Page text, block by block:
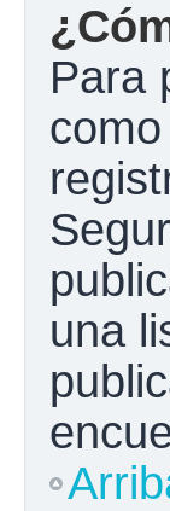
Para
una